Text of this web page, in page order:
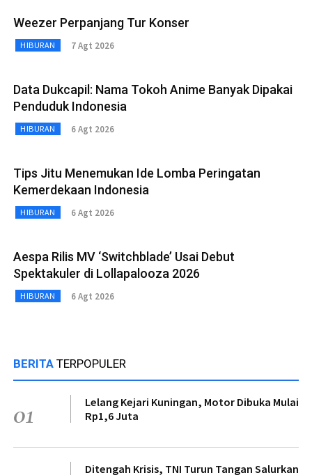
Weezer Perpanjang Tur Konser
HIBURAN 7 Agt 2026
Data Dukcapil: Nama Tokoh Anime Banyak Dipakai
Penduduk Indonesia
HIBURAN 6 Agt 2026
Tips Jitu Menemukan Ide Lomba Peringatan
Kemerdekaan Indonesia
HIBURAN 6 Agt 2026
Aespa Rilis MV ‘Switchblade’ Usai Debut
Spektakuler di Lollapalooza 2026
HIBURAN 6 Agt 2026
BERITA TERPOPULER
01
Lelang Kejari Kuningan, Motor Dibuka Mulai
Rp1,6 Juta
Ditengah Krisis, TNI Turun Tangan Salurkan